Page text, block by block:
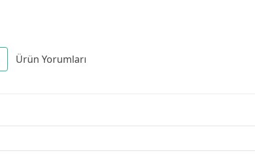
Ürün Yorumları